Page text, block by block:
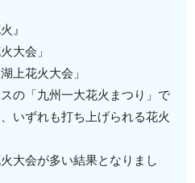
』
大会」
上花火大会」
の「九州一大花火まつり」で
いずれも打ち上げられる花火
大会が多い結果となりまし